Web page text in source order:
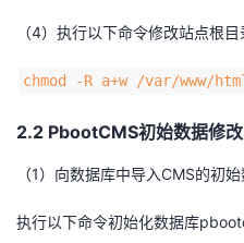
（4）执行以下命令修改站点根目
chmod -R a+w /var/www/
2.2 PbootCMS初始数据修改
（1）向数据库中导入CMS的初始
执行以下命令初始化数据库